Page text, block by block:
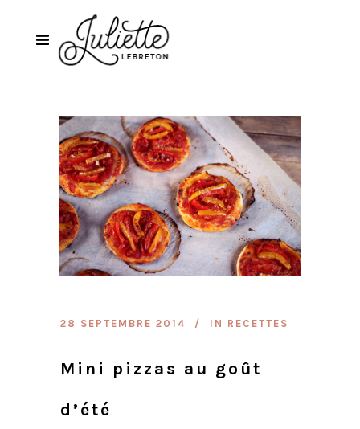
28 SEPTEMBRE 2014 IN RECETTES
Mini pizzas au goût
d’été